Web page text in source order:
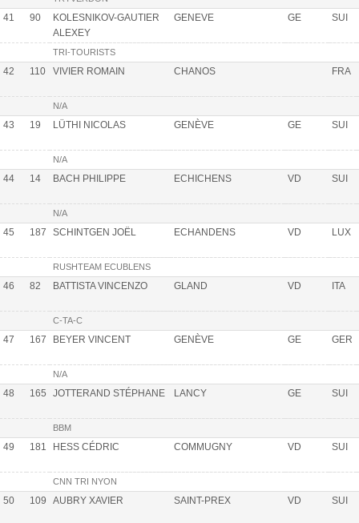
41 90
KOLESNIKOV-GAUTIER
ALEXEY
GENEVE GE SUI
TRI-TOURISTS
42 110 VIVIER ROMAIN CHANOS FRA
N/A
43 19 LÜTHI NICOLAS GENÈVE GE SUI
N/A
44 14 BACH PHILIPPE ECHICHENS VD SUI
N/A
45 187 SCHINTGEN JOËL ECHANDENS VD LUX
RUSHTEAM ECUBLENS
46 82 BATTISTA VINCENZO GLAND VD ITA
C-TA-C
47 167 BEYER VINCENT GENÈVE GE GER
N/A
48 165 JOTTERAND STÉPHANE LANCY GE SUI
BBM
49 181 HESS CÉDRIC COMMUGNY VD SUI
CNN TRI NYON
50 109 AUBRY XAVIER SAINT-PREX VD SUI